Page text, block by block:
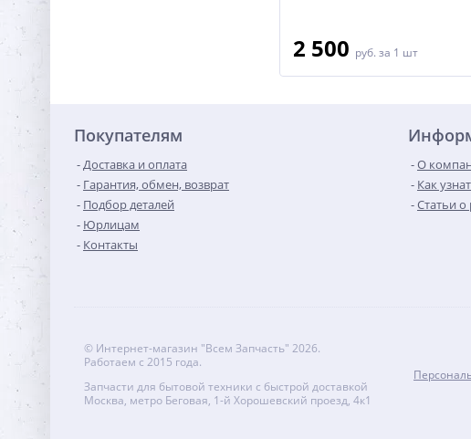
2 500 руб. за 1 шт
Покупателям
Доставка и оплата
Гарантия, обмен, возврат
Подбор деталей
Юрлицам
Контакты
О
Как
Статьи
© Интернет-магазин "Всем Запчасть" 2026.
Работаем с 2015 года.
Запчасти для бытовой техники с быстрой доставкой
Москва, метро Беговая, 1-й Хорошевский проезд, 4к1